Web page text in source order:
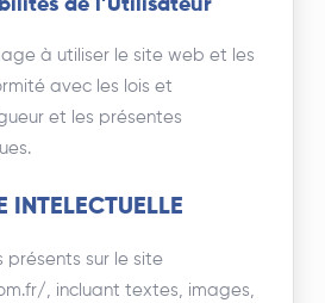
de l’Utilisateur
à utiliser le site web et les
avec les lois et
et les présentes
INTELECTUELLE
présents sur le site
, incluant textes, images,